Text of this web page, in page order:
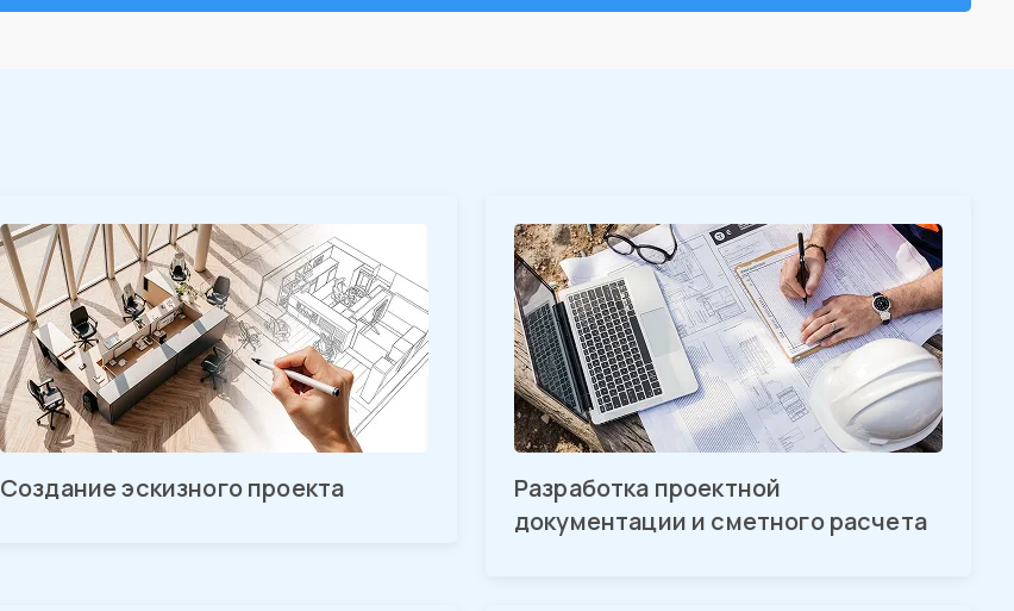
Создание эскизного проекта
Разработка проектной
документации и сметного расчета